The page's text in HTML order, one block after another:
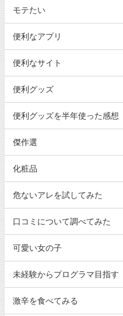
モテたい
便利なアプリ
便利なサイト
便利グッズ
便利グッズを半年使った感想
傑作選
化粧品
危ないアレを試してみた
口コミについて調べてみた
可愛い女の子
未経験からプログラマ目指す
激辛を食べてみる